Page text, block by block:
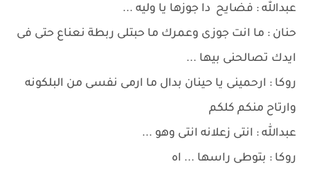
عبدالله : فضايح دا جوزها يا وليه ...
حنان : ما انت جوزى وعمرك ما حبتلى ربطة نعناع حتى فى
ايدك تصالحنى بيها ...
روكا : ارحمينى يا حينان بدال ما ارمى نفسى من البلكونه
وارتاح منكم كلكم
عبدالله : انتى زعلانه انتى وهو ...
روكا : بتوطى راسها ... اه